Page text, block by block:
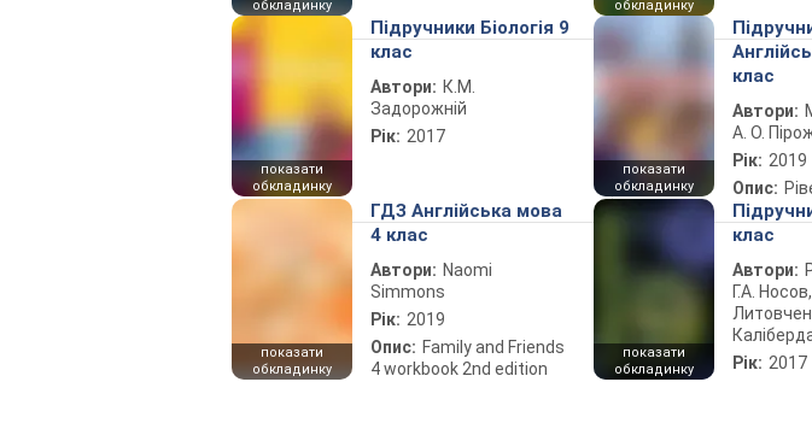
обкладинку
обкладинку
показати
обкладинку
Підручники Біологія 9
клас
Автори: К.М.
Задорожній
Рік: 2017
показати
обкладинку
клас
Автори:
А. О.
Рік: 2019
Опис:
показати
обкладинку
ГДЗ Англійська мова
4 клас
Автори: Naomi
Simmons
Рік: 2019
Опис: Family and Friends
4 workbook 2nd edition
показати
обкладинку
клас
Автори:
Г.А.
Рік: 2017